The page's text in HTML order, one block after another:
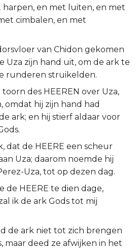
harpen, en met luiten, en met
cimbalen, en met
van Chidon gekomen
Uza zijn hand uit, om de ark te
runderen struikelden.
des HEEREN over Uza,
omdat hij zijn hand had
ark; en hij stierf aldaar voor
dat de HEERE een scheur
Uza; daarom noemde hij
Uza, tot op dezen dag.
de HEERE te dien dage,
ik de ark Gods tot mij
de ark niet tot zich brengen
maar deed ze afwijken in het